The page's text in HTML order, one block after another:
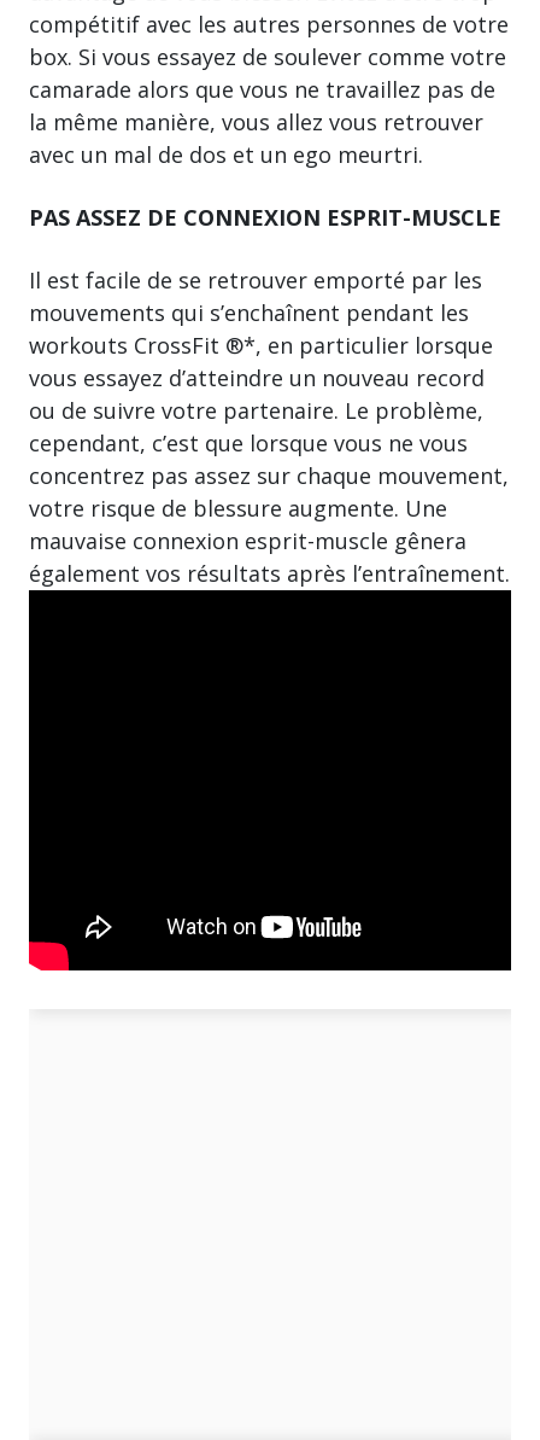
compétitif avec les autres personnes de votre
box. Si vous essayez de soulever comme votre
camarade alors que vous ne travaillez pas de
la même manière, vous allez vous retrouver
avec un mal de dos et un ego meurtri.
PAS ASSEZ DE CONNEXION ESPRIT-MUSCLE
Il est facile de se retrouver emporté par les
mouvements qui s’enchaînent pendant les
workouts CrossFit ®*, en particulier lorsque
vous essayez d’atteindre un nouveau record
ou de suivre votre partenaire. Le problème,
cependant, c’est que lorsque vous ne vous
concentrez pas assez sur chaque mouvement,
votre risque de blessure augmente. Une
mauvaise connexion esprit-muscle gênera
également vos résultats après l’entraînement.